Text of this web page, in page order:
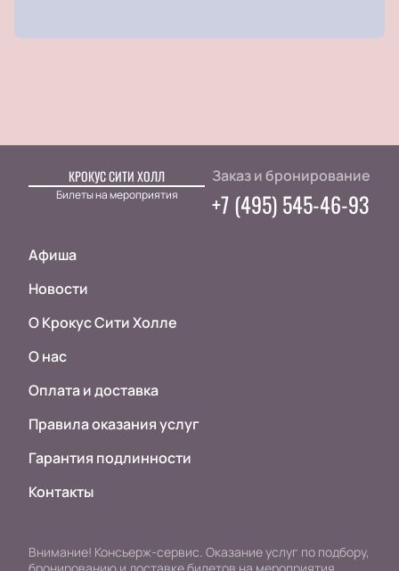
КРОКУС СИТИ ХОЛЛ
Билеты на мероприятия
Афиша
Новости
О Крокус Сити Холле
О нас
Оплата и доставка
Правила оказания услуг
Гарантия подлинности
Контакты
Заказ и бронирование
+7 (495) 545-46-93
Внимание! Консьерж-сервис. Оказание услуг по подбору,